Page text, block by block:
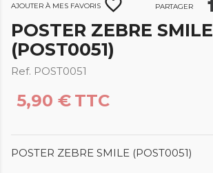
Ajouter à mes favoris favorite_border Partager
POSTER ZEBRE SMILE
(POST0051)
Ref. POST0051
5,90 € TTC
POSTER ZEBRE SMILE (POST0051)